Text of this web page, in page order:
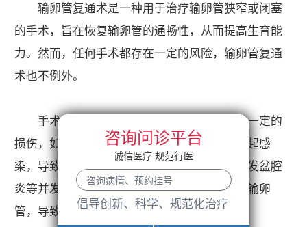
输卵管复通术是一种用于治疗输卵管狭窄或闭塞
的手术，旨在恢复输卵管的通畅性，从而提高生育能
力。然而，任何手术都存在一定的风险，输卵管复通
术也不例外。
手术过程中，可能会对子宫和输卵管造成一定的
损伤，如果在术后不注意局部护理，可能会引起感
染，导致发热、腹痛等症状，严重时还可能引发盆腔
炎等并发症。此外，手术操作不当还可能损伤输卵
管，导致输卵管粘连，影响正常的受孕。
咨询问诊平台
诚信医疗 规范行医
倡导创新、科学、规范化治疗